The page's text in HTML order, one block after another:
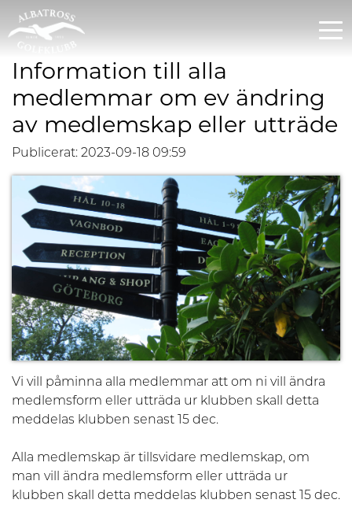
Information till alla
medlemmar om ev ändring
av medlemskap eller utträde
Publicerat: 2023-09-18 09:59
Vi vill påminna alla medlemmar att om ni vill ändra
medlemsform eller utträda ur klubben skall detta
meddelas klubben senast 15 dec.
Alla medlemskap är tillsvidare medlemskap, om
man vill ändra medlemsform eller utträda ur
klubben skall detta meddelas klubben senast 15 dec.